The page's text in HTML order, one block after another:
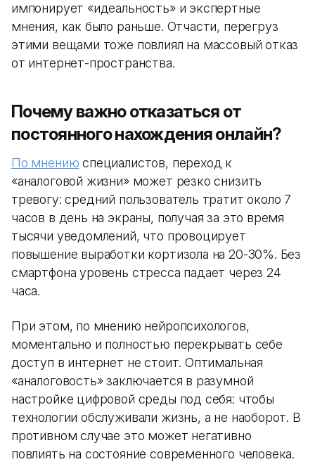
импонирует «идеальность» и экспертные
мнения, как было раньше. Отчасти, перегруз
этими вещами тоже повлиял на массовый отказ
от интернет-пространства.
Почему важно отказаться от
постоянного нахождения онлайн?
По мнению специалистов, переход к
«аналоговой жизни» может резко снизить
тревогу: средний пользователь тратит около 7
часов в день на экраны, получая за это время
тысячи уведомлений, что провоцирует
повышение выработки кортизола на 20-30%. Без
смартфона уровень стресса падает через 24
часа.
При этом, по мнению нейропсихологов,
моментально и полностью перекрывать себе
доступ в интернет не стоит. Оптимальная
«аналоговость» заключается в разумной
настройке цифровой среды под себя: чтобы
технологии обслуживали жизнь, а не наоборот. В
противном случае это может негативно
повлиять на состояние современного человека.